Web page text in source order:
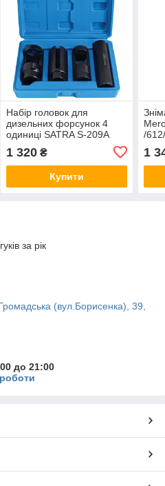
Набір головок для
дизельних форсунок 4
одиниці SATRA S-209A
1 320₴
Купити
/
1
за рік
(вул.Борисенка), 39,
до 21:00